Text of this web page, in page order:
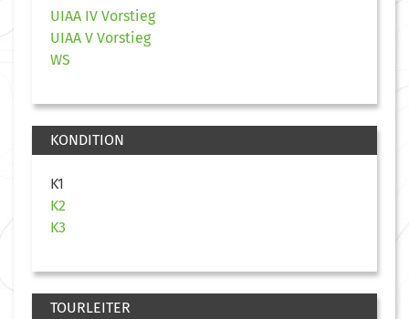
UIAA IV Vorstieg
UIAA V Vorstieg
WS
KONDITION
K1
K2
K3
TOURLEITER